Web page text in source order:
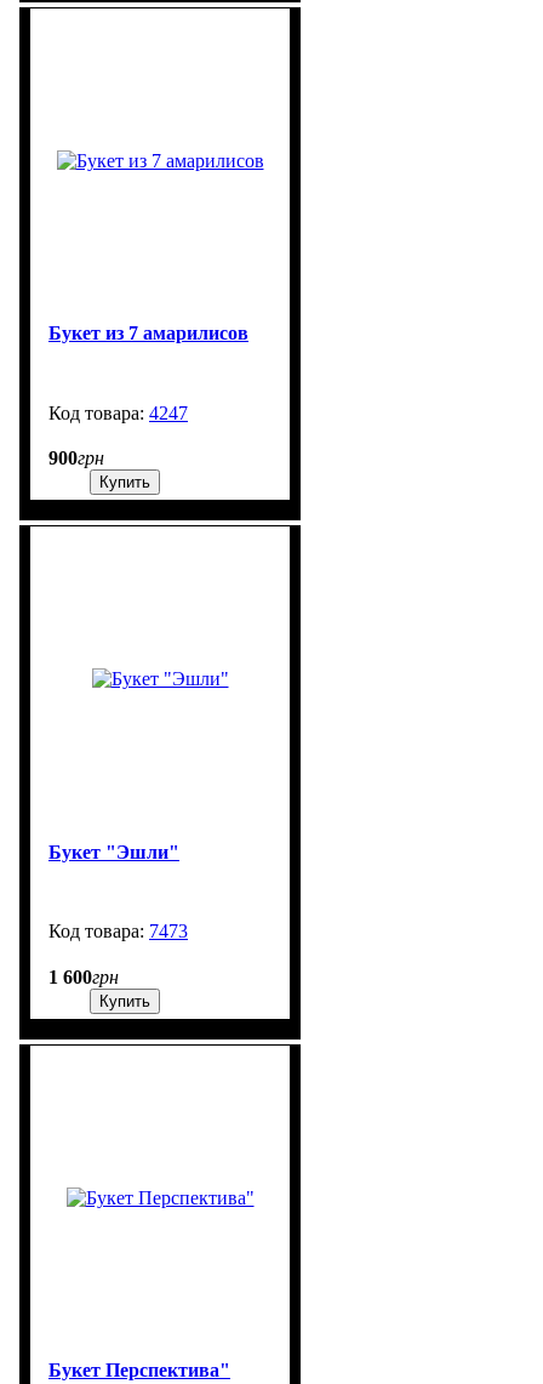
Букет из 7 амарилисов
4247
900грн
Купить
Букет "Эшли"
7473
1 600грн
Купить
Букет Перспектива"